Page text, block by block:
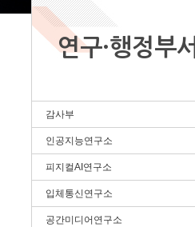
연구·행정부서
감사부
인공지능연구소
피지컬AI연구소
입체통신연구소
공간미디어연구소